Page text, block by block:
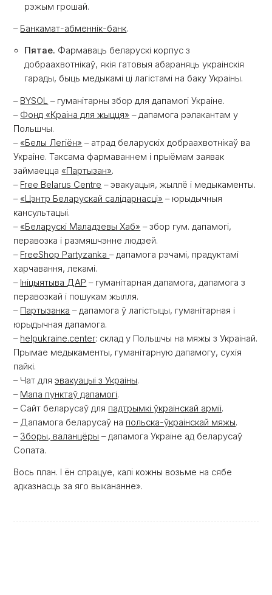
рэжым грошай.
– Банкамат-абменнік-банк.
Пятае. Фармаваць беларускі корпус з
добраахвотнікаў, якія гатовыя абараняць украінскія
гарады, быць медыкамі ці лагістамі на баку Украіны.
– BYSOL – гуманітарны збор для дапамогі Украіне.
– Фонд «Краіна для жыцця» – дапамога рэлакантам у
Польшчы.
– «Белы Легіён» – атрад беларускіх добраахвотнікаў ва
Украіне. Таксама фармаваннем і прыёмам заявак
займаецца «Партызан».
– Free Belarus Centre – эвакуацыя, жыллё і медыкаменты.
– «Цэнтр Беларускай салідарнасці» – юрыдычныя
кансультацыі.
– «Беларускі Маладзевы Хаб» – збор гум. дапамогі,
перавозка і размяшчэнне людзей.
– FreeShop Partyzanka– дапамога рэчамі, прадуктамі
харчавання, лекамі.
– Ініцыятыва ДАР – гуманітарная дапамога, дапамога з
перавозкай і пошукам жылля.
– Партызанка – дапамога ў лагістыцы, гуманітарная і
юрыдычная дапамога.
– helpukraine.center: склад у Польшчы на ​​мяжы з Украінай.
Прымае медыкаменты, гуманітарную дапамогу, сухія
пайкі.
– Чат дляэвакуацыі з Украіны.
– Мапа пунктаў дапамогі.
– Сайт беларусаў для падтрымкі ўкраінскай арміі.
– Дапамога беларусаў на польска-ўкраінскай мяжы.
– Зборы, валанцёры – дапамога Украіне ад беларусаў
Сопата.
Вось план. І ён спрацуе, калі кожны возьме на сябе
адказнасць за яго выкананне».